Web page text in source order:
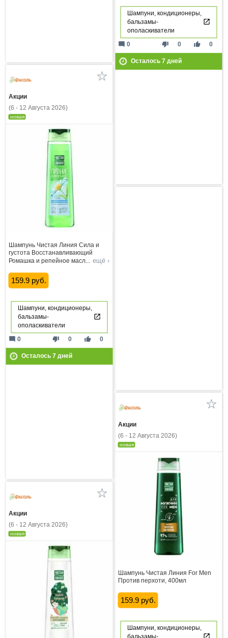
Шампуни, кондиционеры,
бальзамы-
ополаскиватели
thumb_down 0 thumb_up 0
mode_comment 0
Осталось 7дней
Акции
(6 - 12 Августа 2026)
новая
Шампунь Чистая Линия Сила и
густота Восстанавливающий
Ромашка и репейное масл... ещё ›
159.9 руб.
Шампуни, кондиционеры,
бальзамы-
ополаскиватели
thumb_down 0 thumb_up 0
mode_comment 0
Осталось 7дней
Акции
(6 - 12 Августа 2026)
новая
Шампунь Чистая Линия For Men
Против перхоти, 400мл
159.9 руб.
Шампуни, кондиционеры,
бальзамы-
Акции
(6 - 12 Августа 2026)
новая